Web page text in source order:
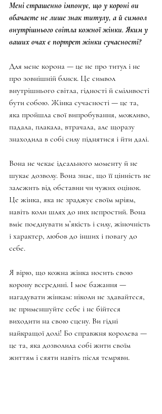
Мені страшенно імпонує, що у короні ви
вбачаєте не лише знак титулу, а й символ
внутрішнього світла кожної жінки. Яким у
ваших очах є портрет жінки сучасності?
Для мене корона — це не про титул і не
про зовнішній блиск. Це символ
внутрішнього світла, гідності й сміливості
бути собою. Жінка сучасності — це та,
яка пройшла свої випробування, можливо,
падала, плакала, втрачала, але щоразу
знаходила в собі силу піднятися і йти далі.
Вона не чекає ідеального моменту й не
шукає дозволу. Вона знає, що її цінність не
залежить від обставин чи чужих оцінок.
Це жінка, яка не зраджує своїм мріям,
навіть коли шлях до них непростий. Вона
вміє поєднувати м’якість і силу, жіночність
і характер, любов до інших і повагу до
себе.
Я вірю, що кожна жінка носить свою
корону всередині. І моє бажання —
нагадувати жінкам: ніколи не здавайтеся,
не применшуйте себе і не бійтеся
виходити на свою сцену. Ви гідні
найкращої долі! Бо справжня королева —
це та, яка дозволила собі жити своїм
життям і сяяти навіть після темряви.